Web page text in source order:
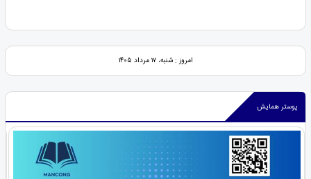
امروز : شنبه، ۱۷ مرداد ۱۴۰۵
پوستر همایش